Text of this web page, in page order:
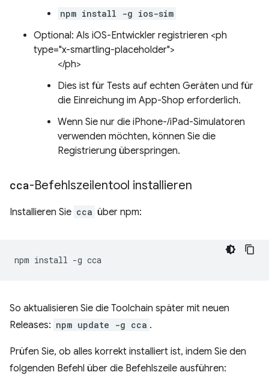
npm install -g ios-sim
Optional: Als iOS-Entwickler registrieren <ph
type="x-smartling-placeholder">
</ph>
Dies ist für Tests auf echten Geräten und für
die Einreichung im App-Shop erforderlich.
Wenn Sie nur die iPhone-/iPad-Simulatoren
verwenden möchten, können Sie die
Registrierung überspringen.
cca-Befehlszeilentool installieren
Installieren Sie cca über npm:
npm install -g
So aktualisieren Sie die Toolchain später mit neuen
Releases: npm update -g cca .
Prüfen Sie, ob alles korrekt installiert ist, indem Sie den
folgenden Befehl über die Befehlszeile ausführen: